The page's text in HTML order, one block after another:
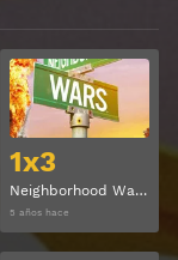
Ver
1x3
Neighborhood Wars Temporada 1 Capitulo 3
5 años hace